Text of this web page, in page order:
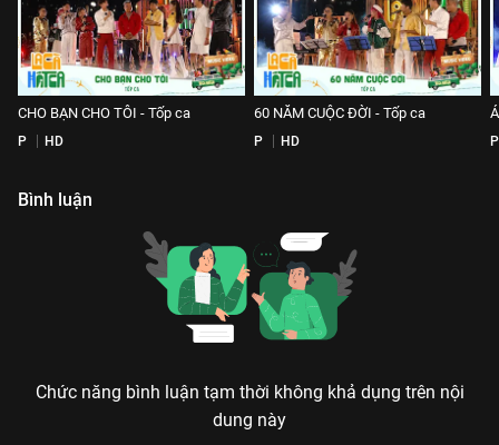
CHO BẠN CHO TÔI - Tốp ca
P HD
60 NĂM CUỘC ĐỜI - Tốp ca
P HD P
Bình luận
Chức năng bình luận tạm thời không khả dụng trên nội
dung này